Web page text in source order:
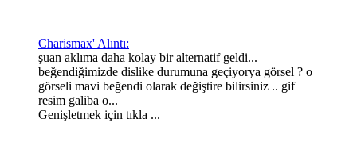
Charismax' Alıntı:
şuan aklıma daha kolay bir alternatif geldi...
beğendiğimizde dislike durumuna geçiyorya görsel ? o
görseli mavi beğendi olarak değiştire bilirsiniz .. gif
resim galiba o...
Genişletmek için tıkla ...